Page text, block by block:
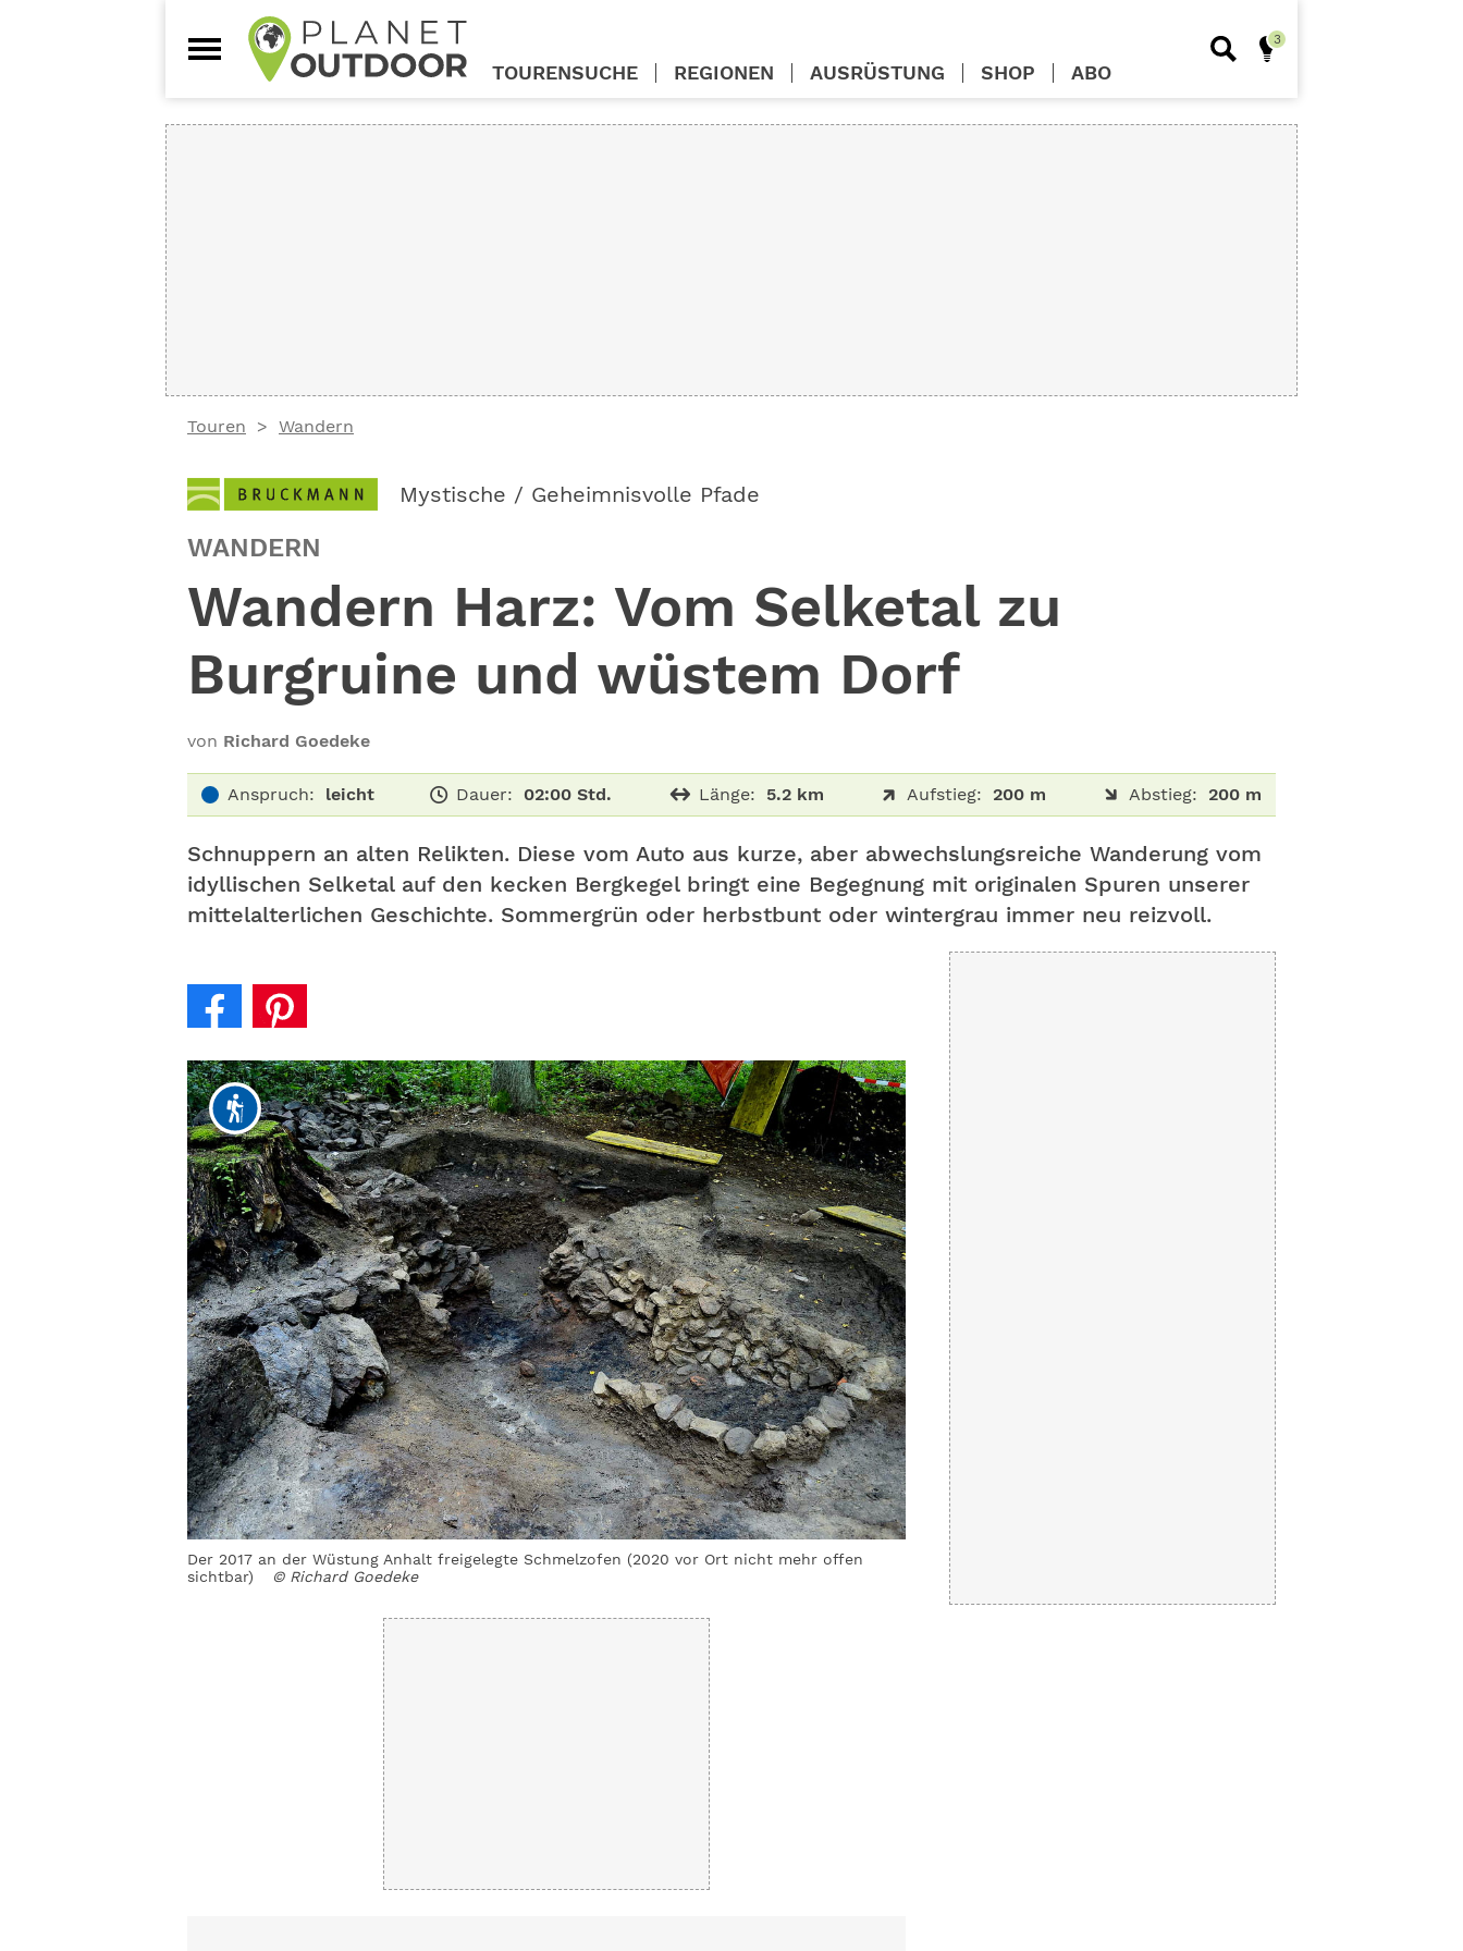
Touren Wandern
Mystische / Geheimnisvolle Pfade
WANDERN
Wandern Harz: Vom Selketal zu
Burgruine und wüstem Dorf
von Richard Goedeke
Anspruch: leicht Dauer: 02:00 Std. Länge: 5.2 km Aufstieg: 200 m Abstieg: 200 m
Schnuppern an alten ­Relikten. Diese vom Auto aus kurze, aber abwechslungsreiche Wanderung vom
idyllischen Selketal auf den kecken Berg­kegel bringt eine Begegnung mit originalen Spuren unserer
mittelalterlichen Geschichte. Sommergrün oder herbstbunt oder wintergrau immer neu reizvoll.
Der 2017 an der Wüstung Anhalt freigelegte Schmelzofen (2020 vor Ort nicht mehr offen
sichtbar)
© Richard Goedeke
TOURENSUCHE REGIONEN AUSRÜSTUNG SHOP ABO